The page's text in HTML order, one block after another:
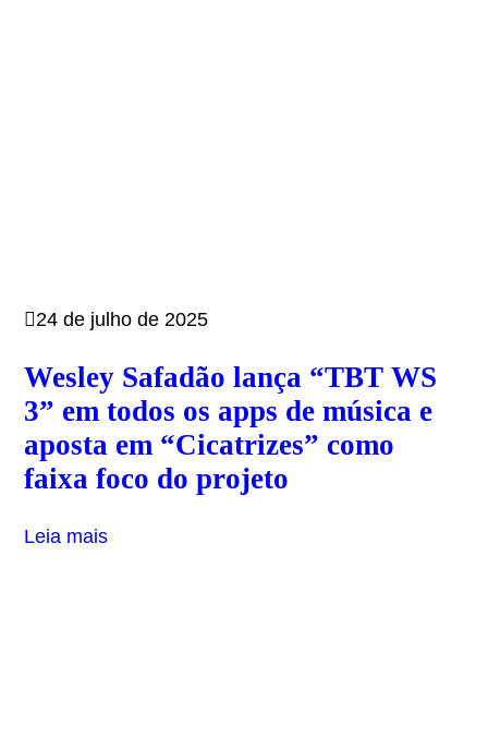
24 de julho de 2025
Wesley Safadão lança “TBT WS
3” em todos os apps de música e
aposta em “Cicatrizes” como
faixa foco do projeto
Leia mais